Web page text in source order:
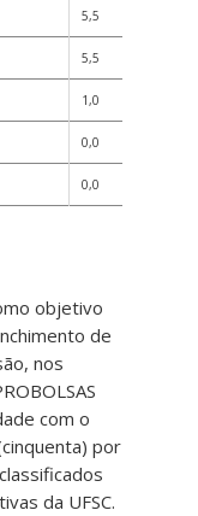
5,5
5,5
1,0
0,0
0,0
objetivo
de
nos
com o
por
da UFSC.